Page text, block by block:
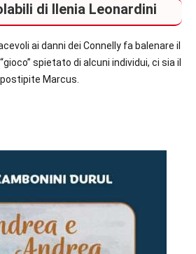
di Ilenia Leonardini
ai danni dei Connelly fa balenare il
spietato di alcuni individui, ci sia il
Marcus.